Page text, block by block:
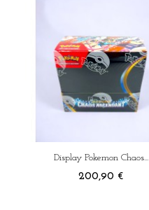
Display Pokemon Chaos...
Prix
200,90 €